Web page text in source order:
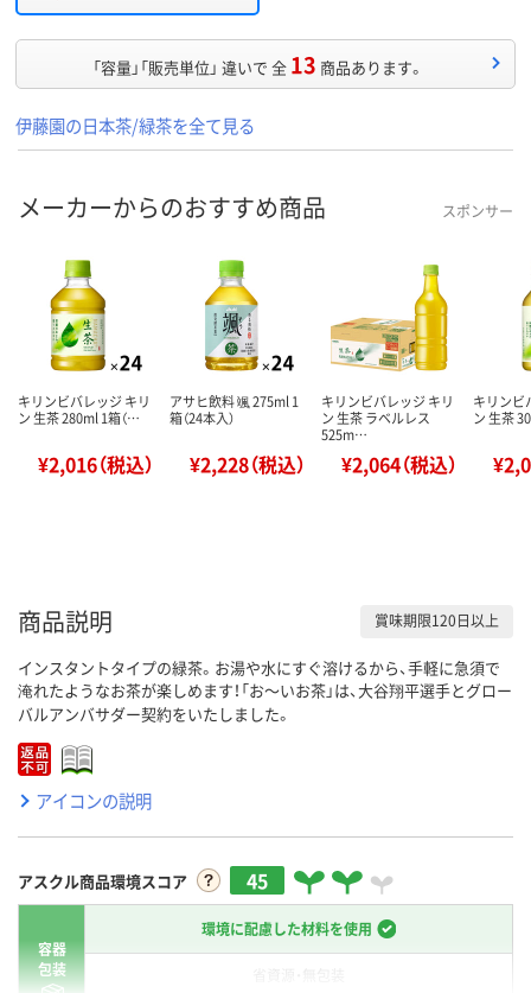
「容量」「販売単位」 違いで 全 13 商品あります。
伊藤園の日本茶/緑茶を全て見る
メーカーからのおすすめ商品 スポンサー
キリンビバレッジ キリ
ン 生茶 280ml 1箱（…
¥2,016（税込）
アサヒ飲料 颯 275ml 1
箱（24本入）
¥2,228（税込）
キリンビバレッジ キリ
ン 生茶 ラベルレス
525m…
¥2,064（税込）
キリンビ
ン 生茶
商品説明 賞味期限120日以上
インスタントタイプの緑茶。お湯や水にすぐ溶けるから、手軽に急須で
淹れたようなお茶が楽しめます！「お～いお茶」は、大谷翔平選手とグロー
バルアンバサダー契約をいたしました。
アイコンの説明
アスクル商品環境スコア 45
容器
包装
環境に配慮した材料を使用